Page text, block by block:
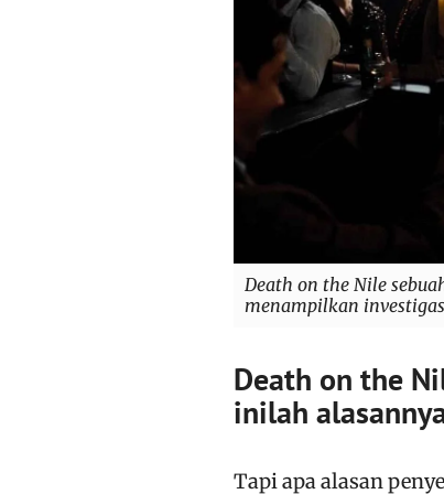
Death on the Nile
menampilkan
Death on the
inilah
Tapi apa alasan